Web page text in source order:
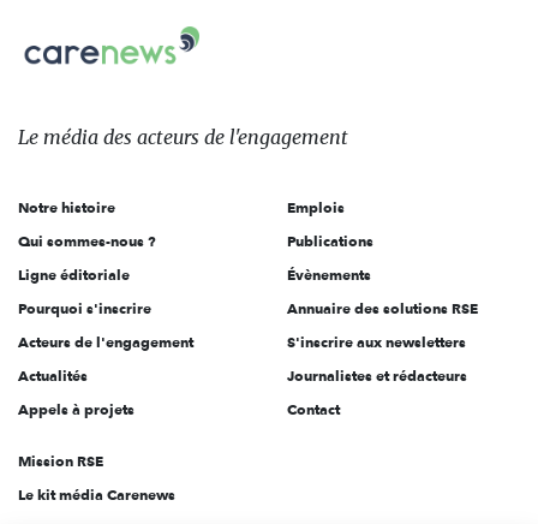
sur:
Carenews,
Le
des
l'engagement
Le média des acteurs de l'engagement
Notre histoire
Qui sommes-nous ?
Ligne éditoriale
Pourquoi s'inscrire
Acteurs de l'engagement
Actualités
Appels à projets
Emplois
Publications
Évènements
Annuaire des solutions RSE
S'inscrire aux newsletters
Journalistes et rédacteurs
Contact
Mission RSE
Le kit média Carenews